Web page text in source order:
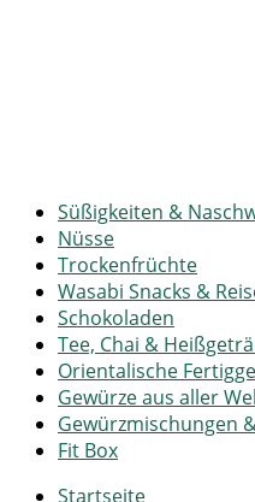
Süßigkeiten &
Nüsse
Trockenfrüchte
Wasabi Snacks &
Schokoladen
Tee, Chai &
Orientalische
Gewürze aus aller
Gewürzmischungen
Fit Box
Startseite